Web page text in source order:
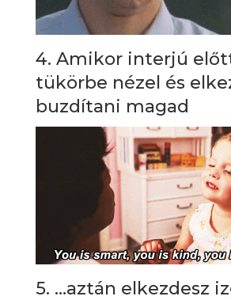
4. Amikor interjú
tükörbe nézel és
buzdítani magad
5. …aztán elkezdesz